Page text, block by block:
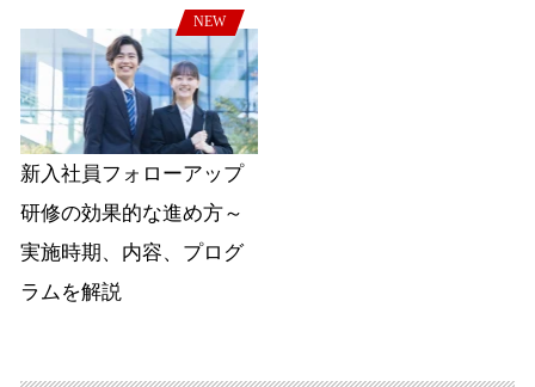
NEW
新入社員フォローアップ
研修の効果的な進め方～
実施時期、内容、プログ
ラムを解説